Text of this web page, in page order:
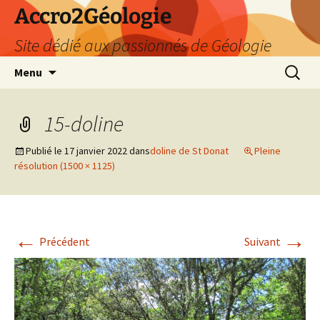
Accro2Géologie
Site dédié aux passionnés de Géologie
Menu
15-doline
Publié le 17 janvier 2022dansdoline de St Donat
Pleine
résolution (1500 × 1125)
← Précédent Suivant →